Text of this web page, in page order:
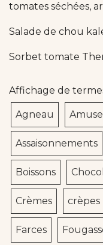
tomates séchées,
Salade de chou
Sorbet tomate
Affichage de
Agneau
Assaisonnements
Boissons
Crèmes crèpes
Farces